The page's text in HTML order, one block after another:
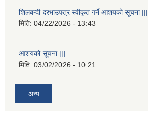
शिलबन्दी दरभाउपत्र स्वीकृत गर्ने आशयको सूचना |||
मिति: 04/22/2026 - 13:43
आशयको सूचना |||
मिति: 03/02/2026 - 10:21
अन्य